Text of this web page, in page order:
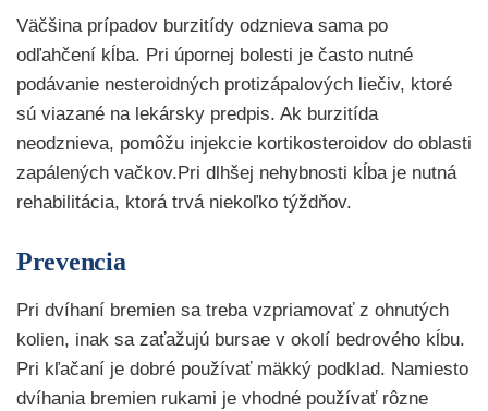
Väčšina prípadov burzitídy odznieva sama po
odľahčení kĺba. Pri úpornej bolesti je často nutné
podávanie nesteroidných protizápalových liečiv, ktoré
sú viazané na lekársky predpis. Ak burzitída
neodznieva, pomôžu injekcie kortikosteroidov do oblasti
zapálených vačkov.Pri dlhšej nehybnosti kĺba je nutná
rehabilitácia, ktorá trvá niekoľko týždňov.
Prevencia
Pri dvíhaní bremien sa treba vzpriamovať z ohnutých
kolien, inak sa zaťažujú bursae v okolí bedrového kĺbu.
Pri kľačaní je dobré používať mäkký podklad. Namiesto
dvíhania bremien rukami je vhodné používať rôzne